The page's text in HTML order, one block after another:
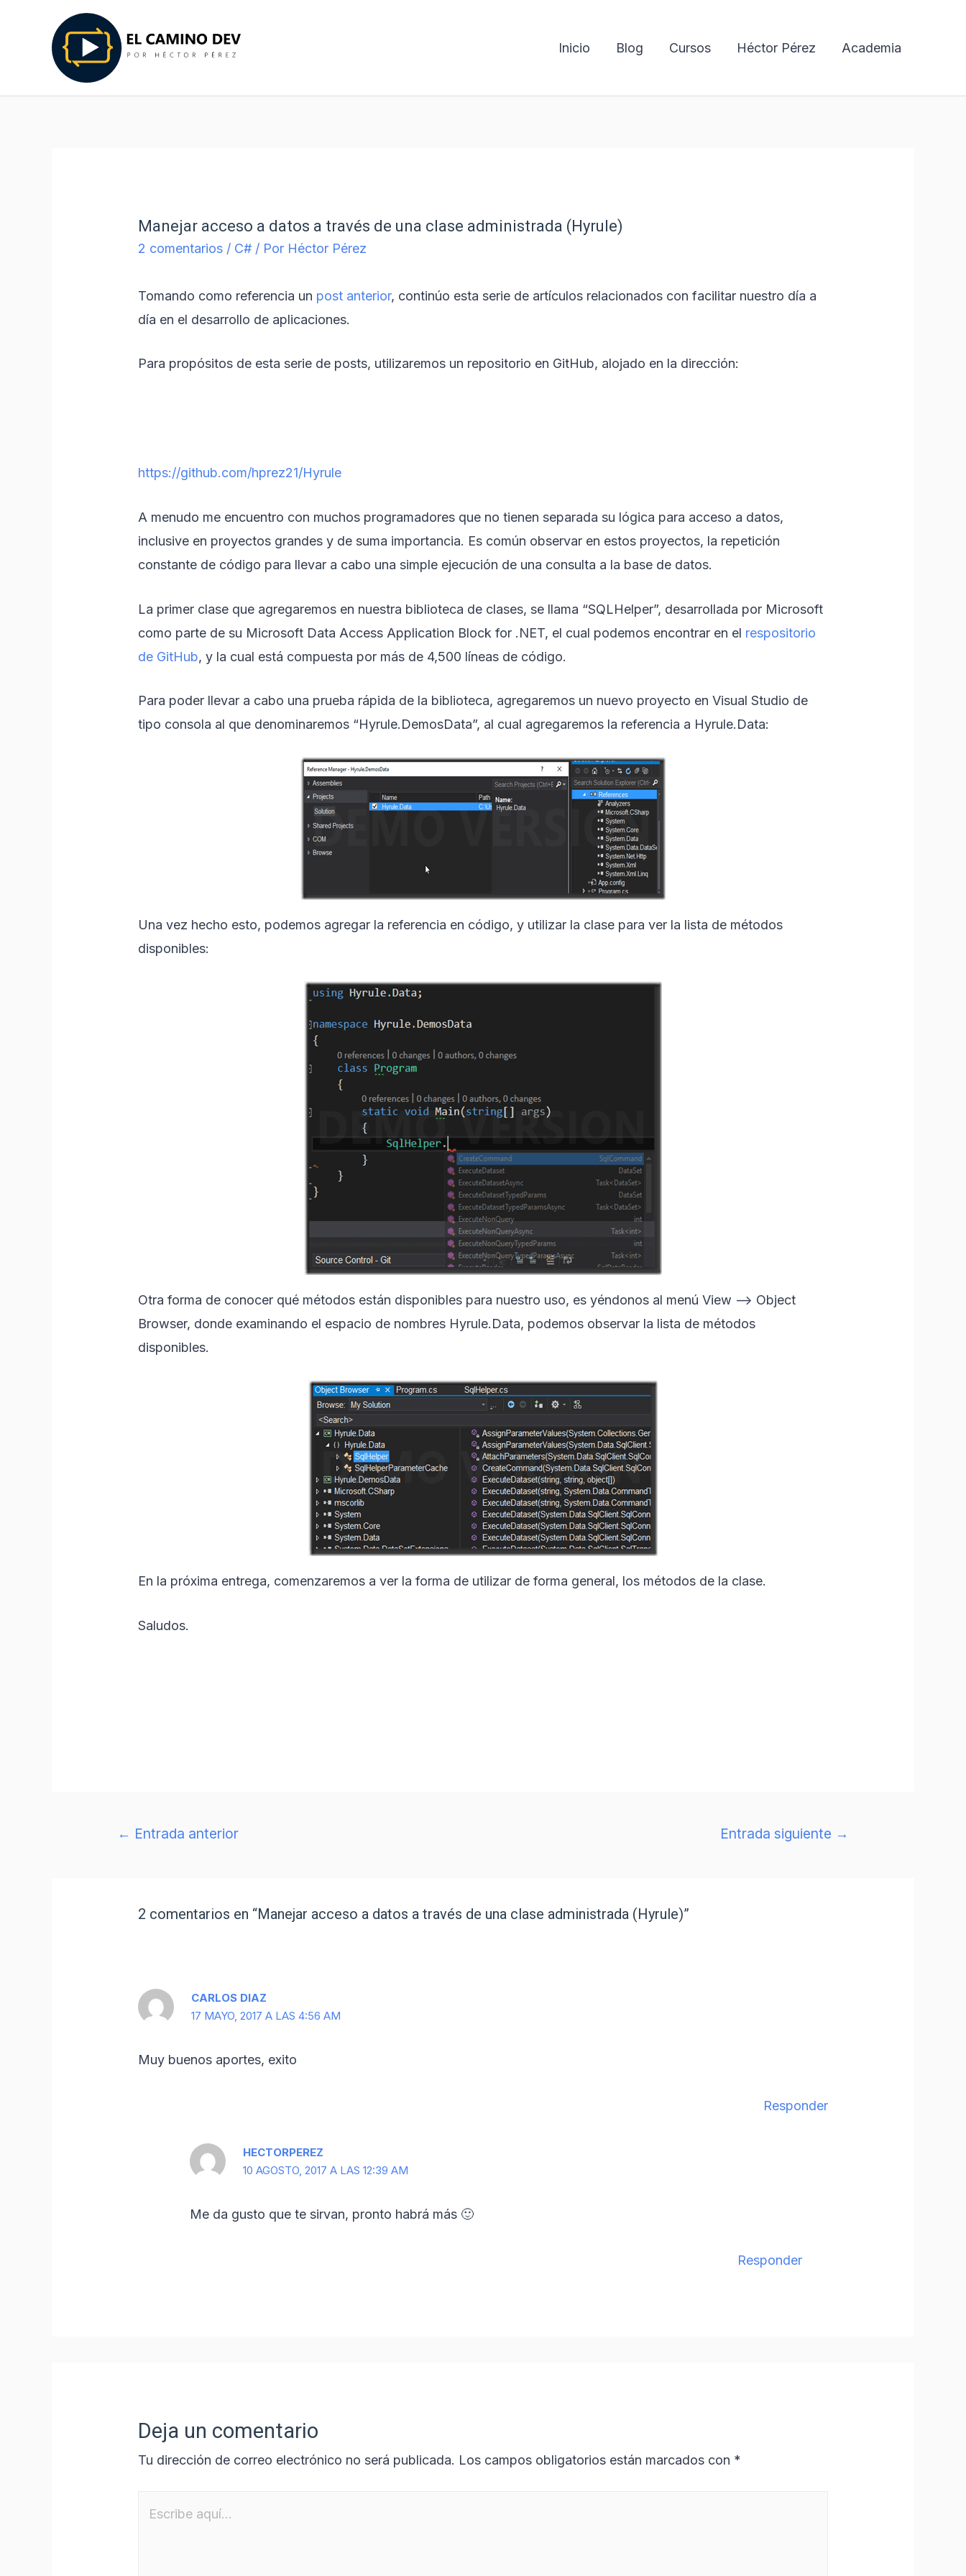
Inicio Blog Cursos Héctor Pérez Academia
Manejar acceso a datos a través de una clase administrada (Hyrule)
2 comentarios / C# / Por Héctor Pérez
Tomando como referencia un post anterior, continúo esta serie de artículos relacionados con facilitar nuestro día a
día en el desarrollo de aplicaciones.
Para propósitos de esta serie de posts, utilizaremos un repositorio en GitHub, alojado en la dirección:
https://github.com/hprez21/Hyrule
A menudo me encuentro con muchos programadores que no tienen separada su lógica para acceso a datos,
inclusive en proyectos grandes y de suma importancia. Es común observar en estos proyectos, la repetición
constante de código para llevar a cabo una simple ejecución de una consulta a la base de datos.
La primer clase que agregaremos en nuestra biblioteca de clases, se llama “SQLHelper”, desarrollada por Microsoft
como parte de su Microsoft Data Access Application Block for .NET, el cual podemos encontrar en el respositorio
de GitHub, y la cual está compuesta por más de 4,500 líneas de código.
Para poder llevar a cabo una prueba rápida de la biblioteca, agregaremos un nuevo proyecto en Visual Studio de
tipo consola al que denominaremos “Hyrule.DemosData”, al cual agregaremos la referencia a Hyrule.Data:
Una vez hecho esto, podemos agregar la referencia en código, y utilizar la clase para ver la lista de métodos
disponibles:
Otra forma de conocer qué métodos están disponibles para nuestro uso, es yéndonos al menú View –> Object
Browser, donde examinando el espacio de nombres Hyrule.Data, podemos observar la lista de métodos
disponibles.
En la próxima entrega, comenzaremos a ver la forma de utilizar de forma general, los métodos de la clase.
Saludos.
← Entrada anterior Entrada siguiente →
2 comentarios en “Manejar acceso a datos a través de una clase administrada (Hyrule)”
CARLOS DIAZ
17 MAYO, 2017 A LAS 4:56 AM
Muy buenos aportes, exito
Responder
HECTORPEREZ
10 AGOSTO, 2017 A LAS 12:39 AM
Me da gusto que te sirvan, pronto habrá más 🙂
Responder
Deja un comentario
Tu dirección de correo electrónico no será publicada. Los campos obligatorios están marcados con *